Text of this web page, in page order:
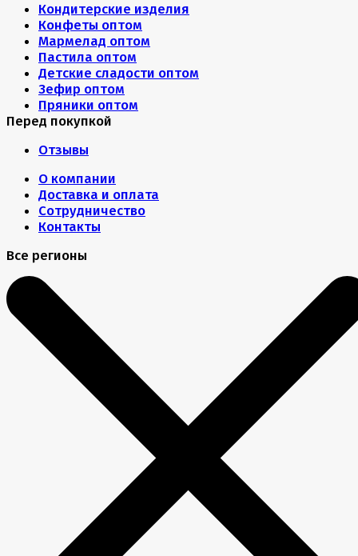
Кондитерские изделия
Конфеты оптом
Мармелад оптом
Пастила оптом
Детские сладости оптом
Зефир оптом
Пряники оптом
Перед покупкой
Отзывы
О компании
Доставка и оплата
Сотрудничество
Контакты
Все регионы